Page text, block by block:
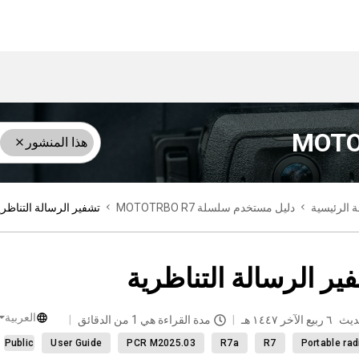
هذا المنشور
الرئيسية دليل مستخدم سلسلة MOTOTRBO R7 تشفير الرسالة
الرسالة التناظرية
٦ ربيع الآخر ١٤٤٧ هـ مدة القراءة هي 1 من الدقائق العربية
Portable
R7
R7a
PCR M2025.03
User Guide
Public